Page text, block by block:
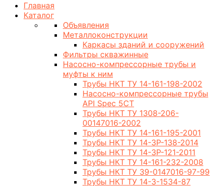
Главная
Каталог
Объявления
Металлоконструкции
Каркасы зданий и сооружений
Фильтры скважинные
Насосно-компрессорные трубы и
муфты к ним
Трубы НКТ ТУ 14-161-198-2002
Насосно-компрессорные трубы
API Spec 5CT
Трубы НКТ ТУ 1308-206-
00147016-2002
Трубы НКТ ТУ 14-161-195-2001
Трубы НКТ ТУ 14-3Р-138-2014
Трубы НКТ ТУ 14-3Р-121-2011
Трубы НКТ ТУ 14-161-232-2008
Трубы НКТ ТУ 39-0147016-97-99
Трубы НКТ ТУ 14-3-1534-87